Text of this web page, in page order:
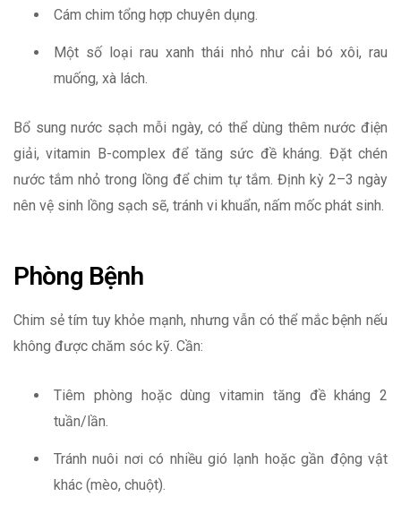
Cám chim tổng hợp chuyên dụng.
Một số loại rau xanh thái nhỏ như cải bó xôi, rau
muống, xà lách.
Bổ sung nước sạch mỗi ngày, có thể dùng thêm nước điện
giải, vitamin B-complex để tăng sức đề kháng. Đặt chén
nước tắm nhỏ trong lồng để chim tự tắm. Định kỳ 2–3 ngày
nên vệ sinh lồng sạch sẽ, tránh vi khuẩn, nấm mốc phát sinh.
Phòng Bệnh
Chim sẻ tím tuy khỏe mạnh, nhưng vẫn có thể mắc bệnh nếu
không được chăm sóc kỹ. Cần:
Tiêm phòng hoặc dùng vitamin tăng đề kháng 2
tuần/lần.
Tránh nuôi nơi có nhiều gió lạnh hoặc gần động vật
khác (mèo, chuột).